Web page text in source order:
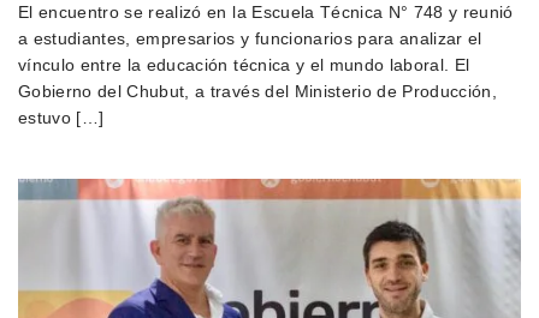
El encuentro se realizó en la Escuela Técnica N° 748 y reunió
a estudiantes, empresarios y funcionarios para analizar el
vínculo entre la educación técnica y el mundo laboral. El
Gobierno del Chubut, a través del Ministerio de Producción,
estuvo […]